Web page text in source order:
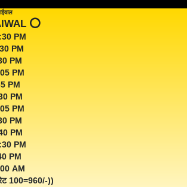
⭕️
PM
PM
PM
PM
PM
PM
PM
PM
PM
PM
PM
AM
100=960/-))